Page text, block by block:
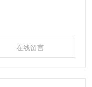
在线留言